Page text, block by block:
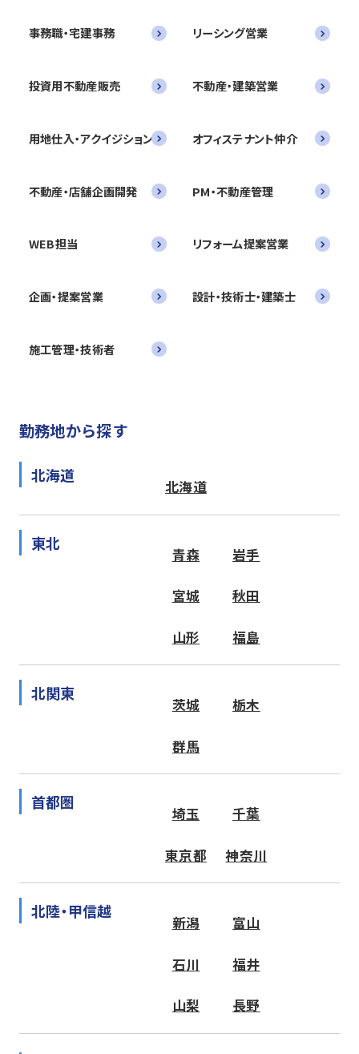
事務職・宅建事務 リーシング営業
投資用不動産販売 不動産・建築営業
用地仕入・アクイジション オフィステナント仲介
不動産・店舗企画開発 PM・不動産管理
WEB担当 リフォーム提案営業
企画・提案営業 設計・技術士・建築士
施工管理・技術者
勤務地から探す
北海道
北海道
東北
青森 岩手
宮城 秋田
山形 福島
北関東
茨城 栃木
群馬
首都圏
埼玉 千葉
東京都 神奈川
北陸・甲信越
新潟 富山
石川 福井
山梨 長野